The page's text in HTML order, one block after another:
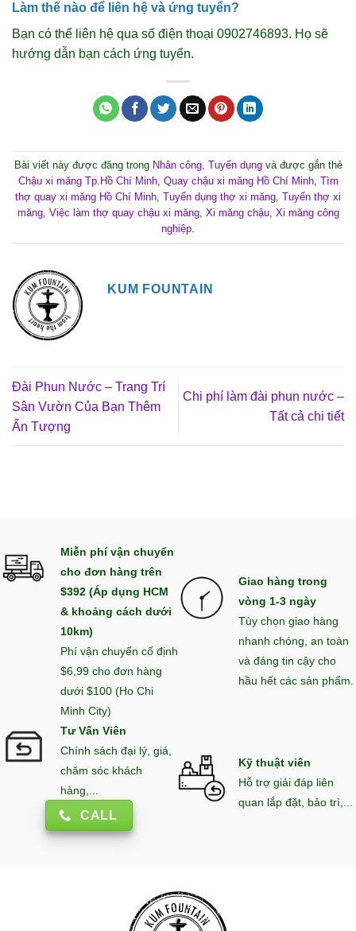
Làm thế nào để liên hệ và ứng tuyển?
Bạn có thể liên hệ qua số điện thoại 0902746893. Họ sẽ
hướng dẫn bạn cách ứng tuyển.
Bài viết này được đăng trong Nhân công, Tuyển dụngvà được gắn thẻ
Chậu xi măng Tp.Hồ Chí Minh, Quay chậu xi măng Hồ Chí Minh, Tìm
thợ quay xi măng Hồ Chí Minh Tuyển dụng thợ xi măng Tuyển thợ xi
măng, Việc làm thợ quay chậu xi măng, Xi măng chậu, Xi măng công
nghiệp
KUM FOUNTAIN
Đài Phun Nước – Trang Trí
Sân Vườn Của Bạn Thêm
Ấn Tượng
Chi phí làm đài phun nước –
Tất cả chi tiết
Miễn phí vận chuyển
cho đơn hàng trên
$392 (Áp dụng HCM
& khoảng cách dưới
10km)
Phí vận chuyển cố định
$6,99 cho đơn hàng
dưới $100 (Ho Chi
Minh City)
Giao hàng trong
vòng 1-3 ngày
Tùy chọn giao hàng
nhanh chóng, an toàn
và đáng tin cậy cho
hầu hết các sản phẩm.
Tư Vấn Viên
Chính sách đại lý, giá,
chăm sóc khách
hàng,...
CALL
Kỹ thuật viên
Hỗ trợ giải đáp liên
quan lắp đặt, bảo trì,...